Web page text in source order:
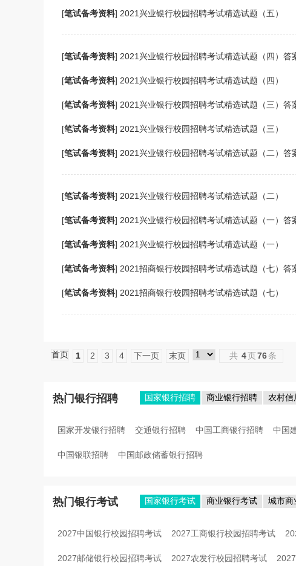
[笔试备考资料] 2021兴业银行校园招聘考试精选试题（五）
[笔试备考资料] 2021兴业银行校园招聘考试精选试题（四）答
[笔试备考资料] 2021兴业银行校园招聘考试精选试题（四）
[笔试备考资料] 2021兴业银行校园招聘考试精选试题（三）答
[笔试备考资料] 2021兴业银行校园招聘考试精选试题（三）
[笔试备考资料] 2021兴业银行校园招聘考试精选试题（二）答
[笔试备考资料] 2021兴业银行校园招聘考试精选试题（二）
[笔试备考资料] 2021兴业银行校园招聘考试精选试题（一）答
[笔试备考资料] 2021兴业银行校园招聘考试精选试题（一）
[笔试备考资料] 2021招商银行校园招聘考试精选试题（七）答
[笔试备考资料] 2021招商银行校园招聘考试精选试题（七）
首页 1 2 3 4 下一页 末页 共 4页76条
热门银行招聘 国家银行招聘 商业银行招聘 农村信
国家开发银行招聘 交通银行招聘 中国工商银行招聘 中国
中国银联招聘 中国邮政储蓄银行招聘
热门银行考试 国家银行考试 商业银行考试 城市商
2027中国银行校园招聘考试 2027工商银行校园招聘考试
2027邮储银行校园招聘考试 2027农发行校园招聘考试